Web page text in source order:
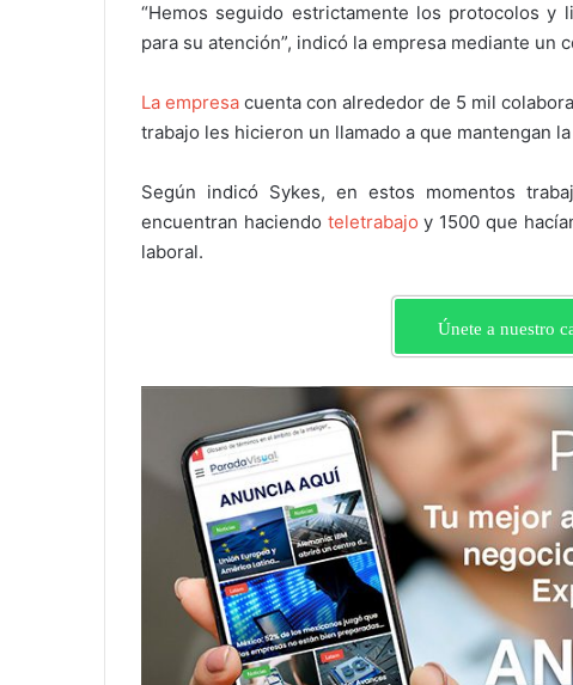
“Hemos seguido estrictamente los protocolos y
para su atención”, indicó la empresa mediante un
La empresa cuenta con alrededor de 5 mil
trabajo les hicieron un llamado a que mantengan la
Según indicó Sykes, en estos momentos
encuentran haciendo teletrabajo y 1500 que
laboral.
Únete a nuestro